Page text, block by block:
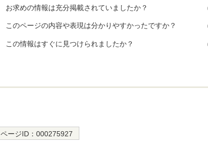
お求めの情報は充分掲載されていましたか？
このページの内容や表現は分かりやすかったですか？
この情報はすぐに見つけられましたか？
ページID： 000275927